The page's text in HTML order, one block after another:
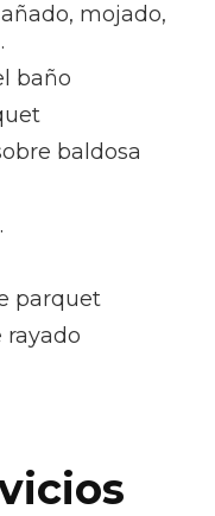
mojado,
baño
baldosa
parquet
rayado